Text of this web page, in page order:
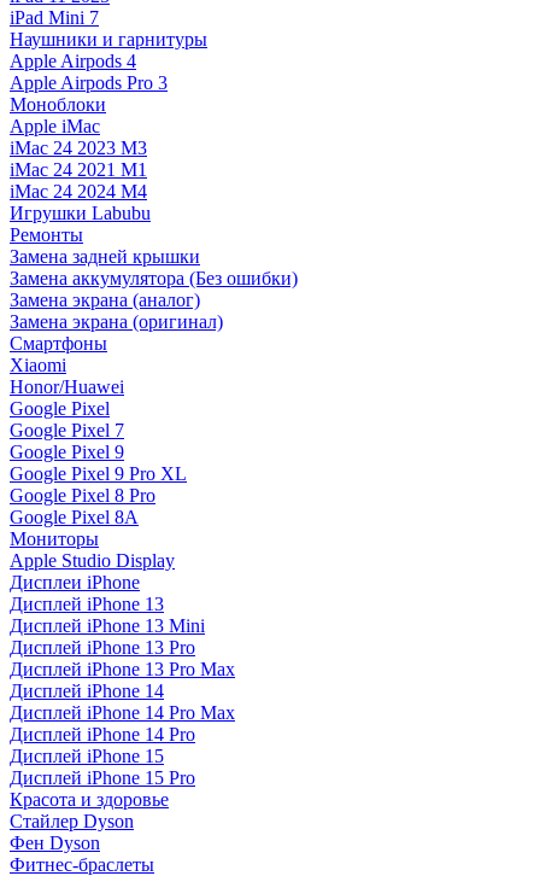
iPad Mini 7
Наушники и гарнитуры
Apple Airpods 4
Apple Airpods Pro 3
Моноблоки
Apple iMac
iMac 24 2023 M3
iMac 24 2021 M1
iMac 24 2024 M4
Игрушки Labubu
Ремонты
Замена задней крышки
Замена аккумулятора (Без ошибки)
Замена экрана (аналог)
Замена экрана (оригинал)
Смартфоны
Xiaomi
Honor/Huawei
Google Pixel
Google Pixel 7
Google Pixel 9
Google Pixel 9 Pro XL
Google Pixel 8 Pro
Google Pixel 8A
Мониторы
Apple Studio Display
Дисплеи iPhone
Дисплей iPhone 13
Дисплей iPhone 13 Mini
Дисплей iPhone 13 Pro
Дисплей iPhone 13 Pro Max
Дисплей iPhone 14
Дисплей iPhone 14 Pro Max
Дисплей iPhone 14 Pro
Дисплей iPhone 15
Дисплей iPhone 15 Pro
Красота и здоровье
Стайлер Dyson
Фен Dyson
Фитнес-браслеты